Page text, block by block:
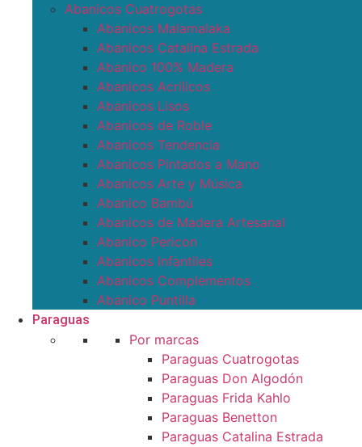
Abanicos Cuatrogotas
Abanicos Malamalaka
Abanicos Catalina Estrada
Abanico 100% Madera
Abanicos Acrílicos
Abanicos Lisos
Abanicos de Roble
Abanicos Tendencia
Abanicos Pintados a Mano
Abanicos Arte y Música
Abanico Bambú
Abanicos de Madera Artesanal
Abanico Pericon
Abanicos Infantiles
Abanicos Complementos
Abanico Puntilla
Paraguas
Por marcas
Paraguas Cuatrogotas
Paraguas Don Algodón
Paraguas Frida Kahlo
Paraguas Benetton
Paraguas Catalina Estrada